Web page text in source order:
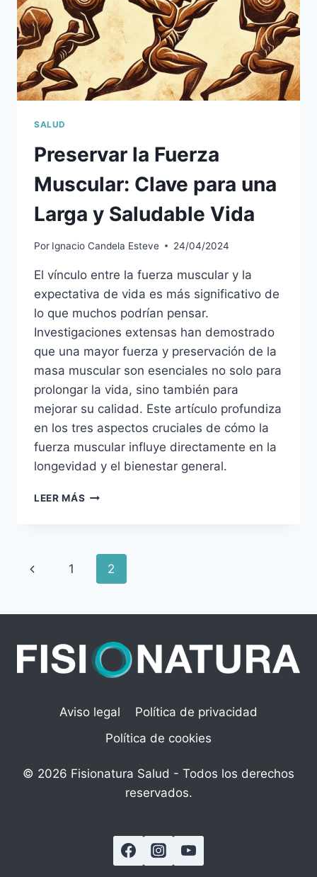
SALUD
Preservar la Fuerza
Muscular: Clave para una
Larga y Saludable Vida
Por Ignacio Candela Esteve 24/04/2024
El vínculo entre la fuerza muscular y la
expectativa de vida es más significativo de
lo que muchos podrían pensar.
Investigaciones extensas han demostrado
que una mayor fuerza y preservación de la
masa muscular son esenciales no solo para
prolongar la vida, sino también para
mejorar su calidad. Este artículo profundiza
en los tres aspectos cruciales de cómo la
fuerza muscular influye directamente en la
longevidad y el bienestar general.
LEER MÁS PRESERVAR
CLAVE
PARA
UNA
Y
VIDA
Navegación
Página
1 2
Aviso legal
Política de privacidad
Política de cookies
© 2026 Fisionatura Salud - Todos los derechos
reservados.